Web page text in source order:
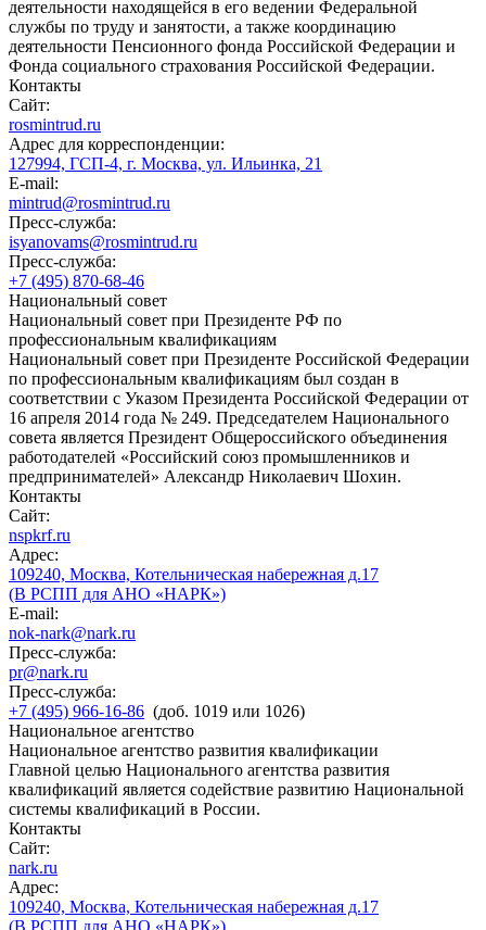
деятельности находящейся в его ведении Федеральной
службы по труду и занятости, а также координацию
деятельности Пенсионного фонда Российской Федерации и
Фонда социального страхования Российской Федерации.
Контакты
Сайт:
rosmintrud.ru
Адрес для корреспонденции:
127994, ГСП-4, г. Москва, ул. Ильинка, 21
E-mail:
mintrud@rosmintrud.ru
Пресс-служба:
isyanovams@rosmintrud.ru
Пресс-служба:
+7 (495) 870-68-46
Национальный совет
Национальный совет при Президенте РФ по
профессиональным квалификациям
Национальный совет при Президенте Российской Федерации
по профессиональным квалификациям был создан в
соответствии с Указом Президента Российской Федерации от
16 апреля 2014 года № 249. Председателем Национального
совета является Президент Общероссийского объединения
работодателей «Российский союз промышленников и
предпринимателей» Александр Николаевич Шохин.
Контакты
Сайт:
nspkrf.ru
Адрес:
109240, Москва, Котельническая набережная д.17
(В РСПП для АНО «НАРК»)
E-mail:
nok-nark@nark.ru
Пресс-служба:
pr@nark.ru
Пресс-служба:
+7 (495) 966-16-86 (доб. 1019 или 1026)
Национальное агентство
Национальное агентство развития квалификации
Главной целью Национального агентства развития
квалификаций является содействие развитию Национальной
системы квалификаций в России.
Контакты
Сайт:
nark.ru
Адрес:
109240, Москва, Котельническая набережная д.17
(В РСПП для АНО «НАРК»)